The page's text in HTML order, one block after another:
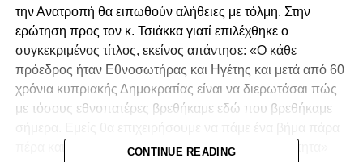
την Ανατροπή θα ειπωθούν αλήθειες με τόλμη. Στην
ερώτηση προς τον κ. Τσιάκκα γιατί επιλέχθηκε ο
συγκεκριμένος τίτλος, εκείνος απάντησε: «Ο κάθε
πρόεδρος ήταν Εθνοσωτήρας και Ηγέτης και μετά από 60
χρόνια κυπριακής Δημοκρατίας είναι να διερωτάσαι πώς
με τόσους εθνοπατέρες βρεθήκαμε εδώ που βρεθήκαμε
πέρα και να αναλύσουμε τη σημερινή πραγματικότητα»
CONTINUE READING